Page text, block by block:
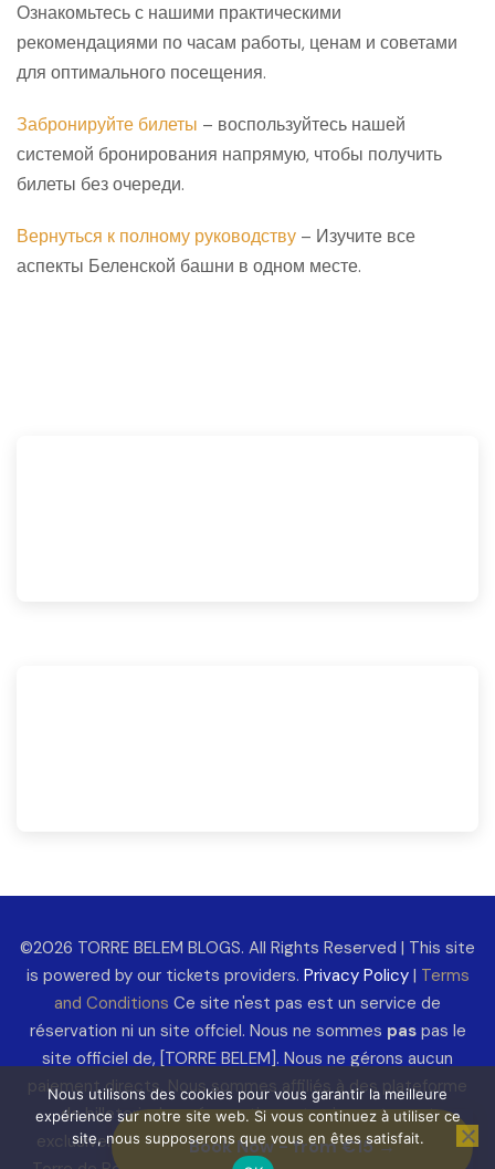
Book Now - from €15 →
Ознакомьтесь с нашими практическими
рекомендациями по часам работы, ценам и советами
для оптимального посещения.
Забронируйте билеты – воспользуйтесь нашей
системой бронирования напрямую, чтобы получить
билеты без очереди.
Вернуться к полному руководству – Изучите все
аспекты Беленской башни в одном месте.
©2026 TORRE BELEM BLOGS. All Rights Reserved | This site
is powered by our tickets providers. Privacy Policy| Terms
and Conditions Ce site n'est pas est un service de
réservation ni un site offciel. Nous ne sommes paspas le
site officiel de, [TORRE BELEM]. Nous ne gérons aucun
paiement directs. Nous sommes affiliés à des plateforme
de billeterie. Les réservations et paiements sont
exclusivement traités par nos partenaires agréés par la
Nous utilisons des cookies pour vous garantir la meilleure
expérience sur notre site web. Si vous continuez à utiliser ce
site, nous supposerons que vous en êtes satisfait.